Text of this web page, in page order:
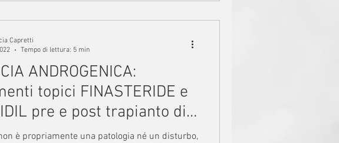
ANDROGENICA:
topici FINASTERIDE e
pre e post trapianto di
è propriamente una patologia né un disturbo,
Capretti
Tempo di lettura: 5 min